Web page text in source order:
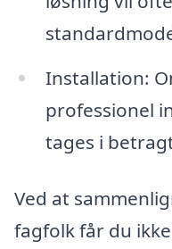
Installation:
professionel
tages i
Ved at
fagfolk får du